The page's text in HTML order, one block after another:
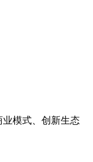
业模式、创新生态